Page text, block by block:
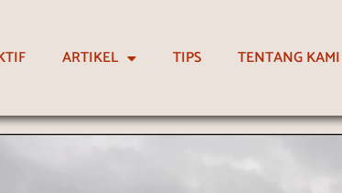
ARTIKEL TIPS TENTANG KAMI